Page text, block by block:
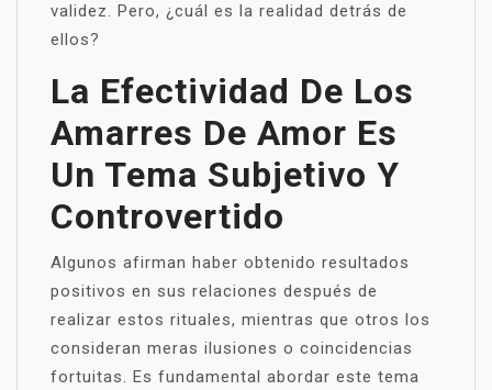
validez. Pero, ¿cuál es la realidad detrás de
ellos?
La Efectividad De Los
Amarres De Amor Es
Un Tema Subjetivo Y
Controvertido
Algunos afirman haber obtenido resultados
positivos en sus relaciones después de
realizar estos rituales, mientras que otros los
consideran meras ilusiones o coincidencias
fortuitas. Es fundamental abordar este tema